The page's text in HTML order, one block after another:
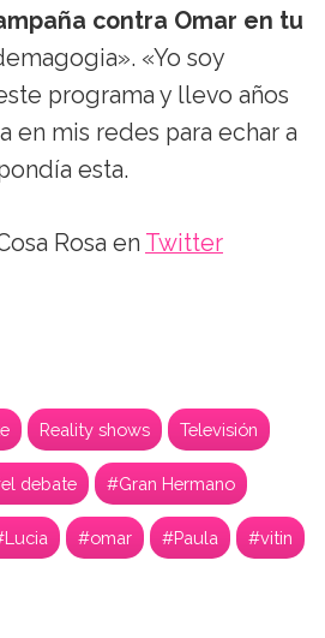
contra Omar en tu
«Yo soy
programa y llevo años
en mis redes para echar a
esta.
Rosa en Twitter
Reality shows Televisión
debate #Gran Hermano
#omar #Paula #vitin